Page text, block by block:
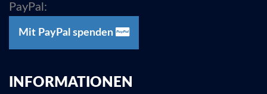
PayPal:
Mit PayPal spenden
INFORMATIONEN